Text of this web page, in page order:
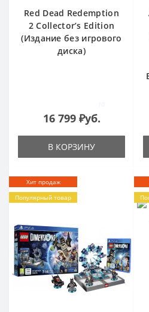
Red Dead Redemption
2 Collector’s Edition
(Издание без игрового
диска)
16 799 ₽уб.
В КОРЗИНУ
Хит продаж
Популярный товар